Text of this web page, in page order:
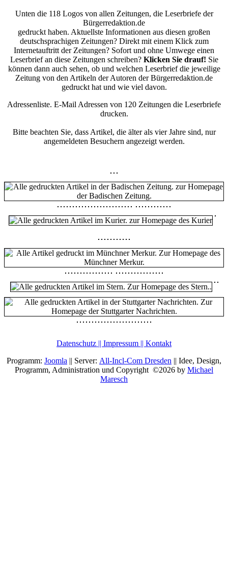
Unten die 118 Logos von allen Zeitungen, die Leserbriefe der
Bürgerredaktion.de
gedruckt haben. Aktuellste Informationen aus diesen großen
deutschsprachigen Zeitungen? Direkt mit einem Klick zum
Internetauftritt der Zeitungen? Sofort und ohne Umwege einen
Leserbrief an diese Zeitungen schreiben? Klicken Sie drauf! Sie
können dann auch sehen, ob und welchen Leserbrief die jeweilige
Zeitung von den Artikeln der Autoren der Bürgerredaktion.de
gedruckt hat und wie viel davon.
Adressenliste. E-Mail Adressen von 120 Zeitungen die Leserbriefe
drucken.
Bitte beachten Sie, dass Artikel, die älter als vier Jahre sind, nur
angemeldeten Besuchern angezeigt werden.
Datenschutz || Impressum || Kontakt
Programm: Joomla || Server: All-Incl-Com Dresden || Idee, Design,
Programm, Administration und Copyright ©2026 by Michael
Maresch